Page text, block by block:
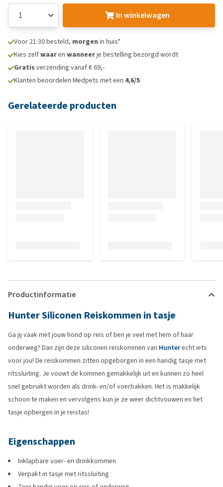
In winkelwagen
Voor 21:30 besteld, morgen in huis*
Kies zelfwaaren wanneerje bestelling bezorgd wordt
Gratis verzending vanaf € 69,-
Klanten beoordelen Medpets met een 4,6/5
Gerelateerde producten
Productinformatie
Hunter Siliconen Reiskommen in tasje
Ga jij vaak met jouw hond op reis of ben je veel met hem of haar
onderweg? Dan zijn deze siliconen reiskommen van Hunterecht iets
voor jou! De reiskommen zitten opgeborgen in een handig tasje met
ritssluiting. Je vouwt de kommen gemakkelijk uit en kunnen zo heel
snel gebruikt worden als drink- en/of voerbakken. Het is makkelijk
schoon te maken en vervolgens kun je ze weer dichtvouwen en het
tasje opbergen in je reistas!
Eigenschappen
Inklapbare voer- en drinkkommen
Verpakt in tasje met ritssluiting